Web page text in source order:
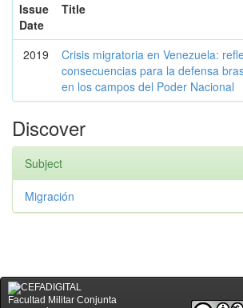
Issue
Date
Title
2019
Crisis migratoria en Venezuela:
consecuencias para la defensa
en los campos del Poder Nacional
Discover
Subject
Migración
Facultad Militar Conjunta